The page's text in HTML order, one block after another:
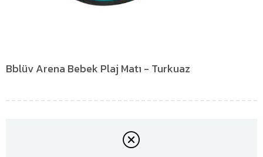
Bblüv Arena Bebek Plaj Matı - Turkuaz